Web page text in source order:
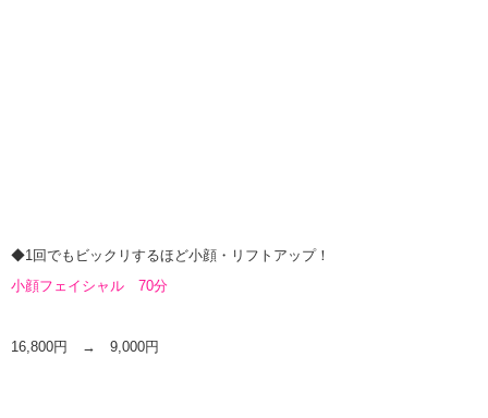
◆1回でもビックリするほど小顔・リフトアップ！
小顔フェイシャル 70分
16,800円 → 9,000円